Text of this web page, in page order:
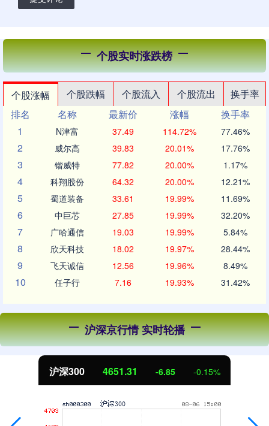
个股实时涨跌榜
个股涨幅 个股跌幅 个股流入 个股流出
换手率
排名
名称 最新价 涨幅
换手率
1
N津富 37.49 114.72% 77.46%
2 威尔高 39.83 20.01% 17.76%
3 锴威特 77.82 20.00% 1.17%
4 科翔股份 64.32 20.00% 12.21%
5 蜀道装备 33.61 19.99% 11.69%
6 中巨芯 27.85 19.99% 32.20%
7 广哈通信 19.03 19.99% 5.84%
8 欣天科技 18.02 19.97% 28.44%
9 飞天诚信 12.56 19.96% 8.49%
10 任子行 7.16 19.93% 31.42%
沪深京行情 实时轮播
沪深300 4651.31 -6.85 -0.15%